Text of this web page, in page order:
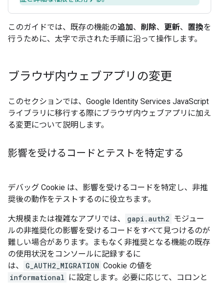
このガイドでは、既存の機能の追加、 削除、 更新、 置換を
行うために、太字で示された手順に沿って操作します。
ブラウザ内ウェブアプリの変更
このセクションでは、Google Identity Services JavaScript
ライブラリに移行する際にブラウザ内ウェブアプリに加え
る変更について説明します。
影響を受けるコードとテストを特定する
デバッグ Cookie は、影響を受けるコードを特定し、非推
奨後の動作をテストするのに役立ちます。
大規模または複雑なアプリでは、 gapi.auth2 モジュー
ルの非推奨化の影響を受けるコードをすべて見つけるのが
難しい場合があります。まもなく非推奨となる機能の既存
の使用状況をコンソールに記録するに
は、
G_AUTH2_MIGRATION Cookie の値を
informational に設定します。必要に応じて、コロンと